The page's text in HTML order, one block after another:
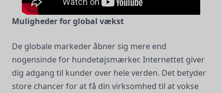
Muligheder for global vækst
De globale markeder åbner sig mere end
nogensinde for hundetøjsmærker. Internettet giver
dig adgang til kunder over hele verden. Det betyder
store chancer for at få din virksomhed til at vokse